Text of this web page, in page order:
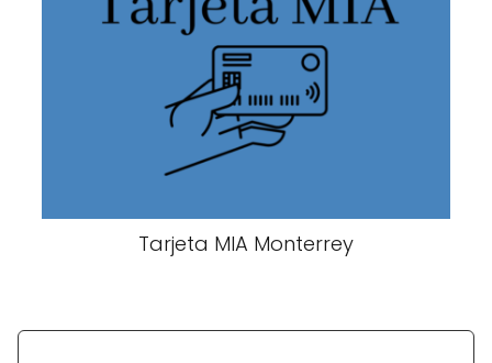
Tarjeta MIA Monterrey